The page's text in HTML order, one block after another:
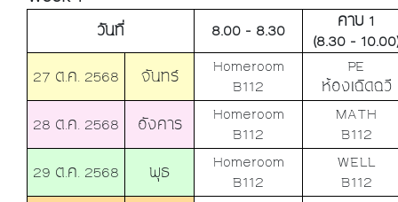
วันที่ 8.00 - 8.30
คาบ 1
(8.30 -
27 ต.ค. 2568
จันทร์
Homeroom
B112
PE
ห้องเฉิดฉวี
28 ต.ค. 2568
อังคาร
Homeroom
B112
MATH
B112
29 ต.ค. 2568
พุธ
Homeroom
B112
WELL
B112